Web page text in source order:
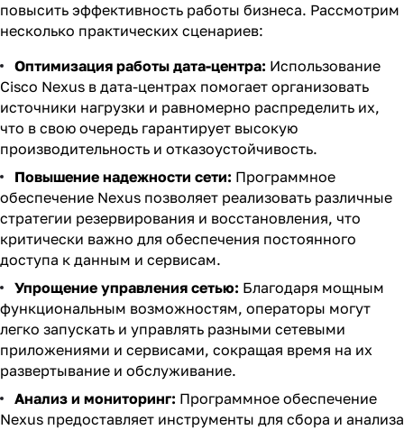
повысить эффективность работы бизнеса. Рассмотрим
несколько практических сценариев:
Оптимизация работы дата-центра: Использование
Cisco Nexus в дата-центрах помогает организовать
источники нагрузки и равномерно распределить их,
что в свою очередь гарантирует высокую
производительность и отказоустойчивость.
Повышение надежности сети: Программное
обеспечение Nexus позволяет реализовать различные
стратегии резервирования и восстановления, что
критически важно для обеспечения постоянного
доступа к данным и сервисам.
Упрощение управления сетью: Благодаря мощным
функциональным возможностям, операторы могут
легко запускать и управлять разными сетевыми
приложениями и сервисами, сокращая время на их
развертывание и обслуживание.
Анализ и мониторинг: Программное обеспечение
Nexus предоставляет инструменты для сбора и анализа